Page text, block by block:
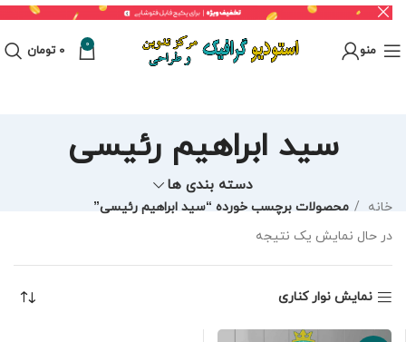
منو 0
0 تومان
سید ابراهیم رئیسی
دسته بندی ها
خانه
محصولات برچسب خورده “سید ابراهیم رئیسی”
در حال نمایش یک نتیجه
نمایش نوار کناری